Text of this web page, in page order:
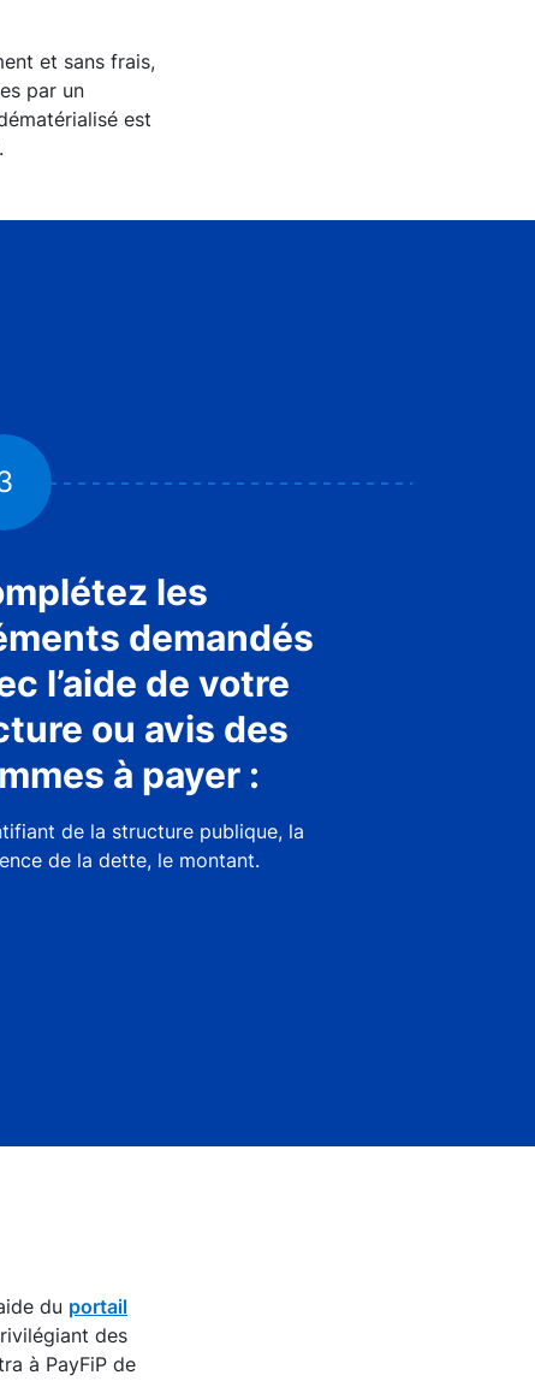
et sans frais,
par un
est
les
demandés
l’aide de votre
ou avis des
à payer :
de la structure publique, la
de la dette, le montant.
du portail
des
à PayFiP de